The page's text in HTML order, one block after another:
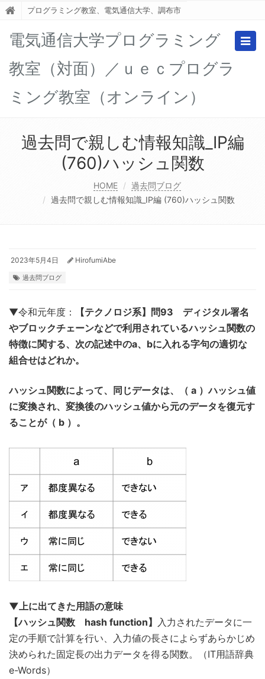
プログラミング教室、電気通信大学、調布市
電気通信大学プログラミング
教室（対面）／ｕｅｃプログラ
ミング教室（オンライン）
過去問で親しむ情報知識_IP編
(760)ハッシュ関数
HOME
過去問ブログ
過去問で親しむ情報知識_IP編 (760)ハッシュ関数
2023年5月4日 HirofumiAbe
過去問ブログ
▼令和元年度：
【テクノロジ系】問93 ディジタル署名
やブロックチェーンなどで利用されているハッシュ関数の
特徴に関する、次の記述中のa、bに入れる字句の適切な
組合せはどれか。
ハッシュ関数によって、同じデータは、（ a ）ハッシュ値
に変換され、変換後のハッシュ値から元のデータを復元す
ることが（ b ）。
▼上に出てきた用語の意味
【ハッシュ関数 hash function】 入力されたデータに一
定の手順で計算を行い、入力値の長さによらずあらかじめ
決められた固定長の出力データを得る関数。（IT用語辞典
e-Words）